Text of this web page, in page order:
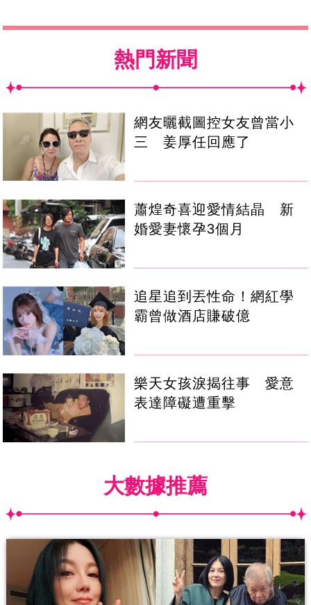
熱門新聞
網友曬截圖控女友曾當小
三 姜厚任回應了
蕭煌奇喜迎愛情結晶 新
婚愛妻懷孕3個月
追星追到丟性命！網紅學
霸曾做酒店賺破億
樂天女孩淚揭往事 愛意
表達障礙遭重擊
大數據推薦